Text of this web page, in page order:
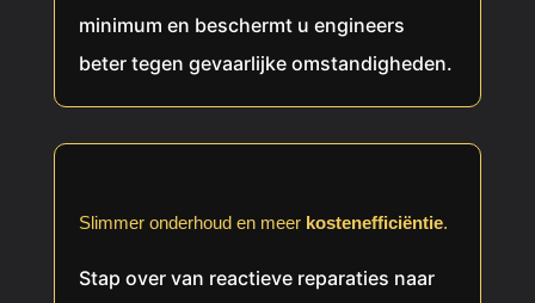
minimum en beschermt u engineers
beter tegen gevaarlijke omstandigheden.
Slimmer onderhoud en meer kostenefficiëntie.
Stap over van reactieve reparaties naar